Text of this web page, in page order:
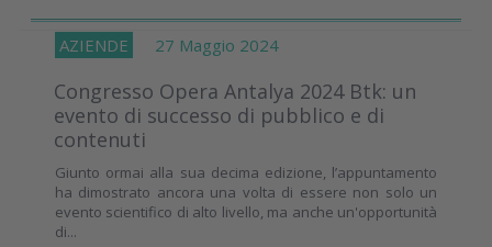
AZIENDE 27 Maggio 2024
Congresso Opera Antalya 2024 Btk: un
evento di successo di pubblico e di
contenuti
Giunto ormai alla sua decima edizione, l’appuntamento
ha dimostrato ancora una volta di essere non solo un
evento scientifico di alto livello, ma anche un'opportunità
di...